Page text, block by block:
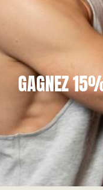
GAGNEZ